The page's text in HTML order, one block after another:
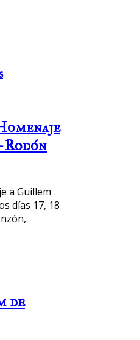
a Guillem
días 17, 18
de